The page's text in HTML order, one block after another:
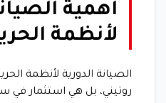
أهمية
لأنظمة
الصيانة الدورية لأنظمة
روتيني، بل هي استثمار في